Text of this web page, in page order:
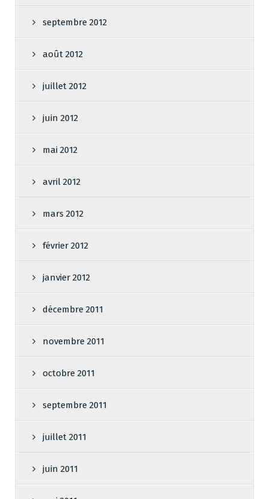
septembre 2012
août 2012
juillet 2012
juin 2012
mai 2012
avril 2012
mars 2012
février 2012
janvier 2012
décembre 2011
novembre 2011
octobre 2011
septembre 2011
juillet 2011
juin 2011